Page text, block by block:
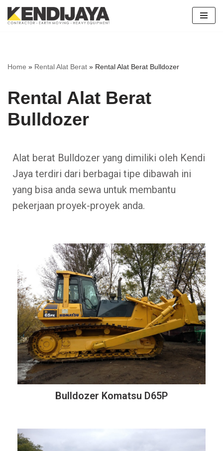
Skip
Home » Rental Alat Berat » Rental Alat Berat Bulldozer
Rental Alat Berat
Bulldozer
Alat berat Bulldozer yang dimiliki oleh Kendi
Jaya terdiri dari berbagai tipe dibawah ini
yang bisa anda sewa untuk membantu
pekerjaan proyek-proyek anda.
Bulldozer Komatsu D65P